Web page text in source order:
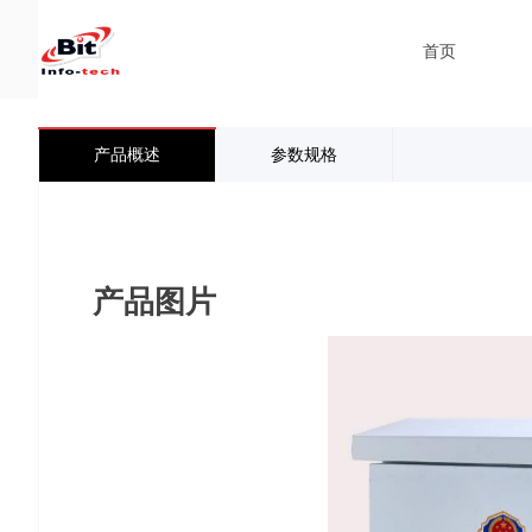
首页
产品概述 参数规格
产品图片